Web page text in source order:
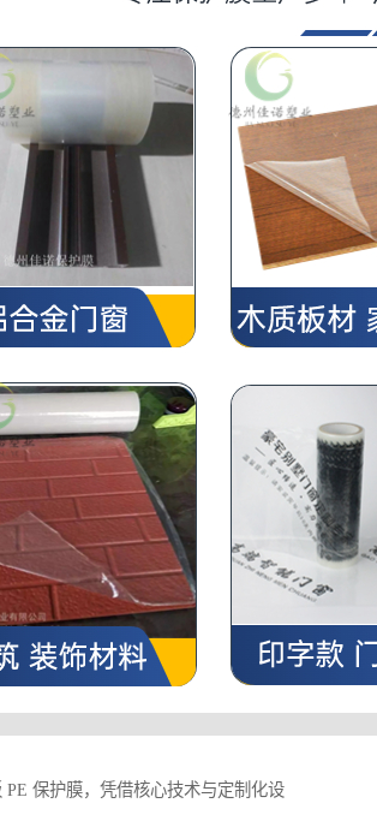
PE 保护膜，凭借核心技术与定制化设